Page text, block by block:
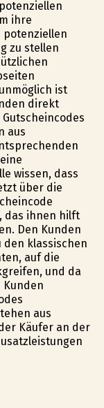
ihre
potenziellen
zu stellen
ist
direkt
aus
wissen, dass
über die
das ihnen hilft
Den Kunden
den klassischen
auf die
und da
aus
Käufer an der